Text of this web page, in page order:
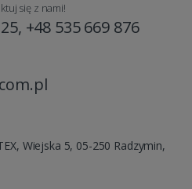
się z nami!
+48 535 669 876
Wiejska 5, 05-250 Radzymin,